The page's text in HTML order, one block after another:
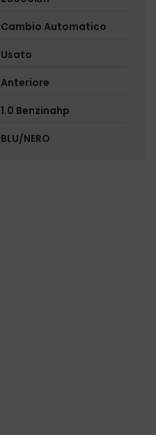
Cambio Automatico
Usato
Anteriore
1.0 Benzinahp
BLU/NERO